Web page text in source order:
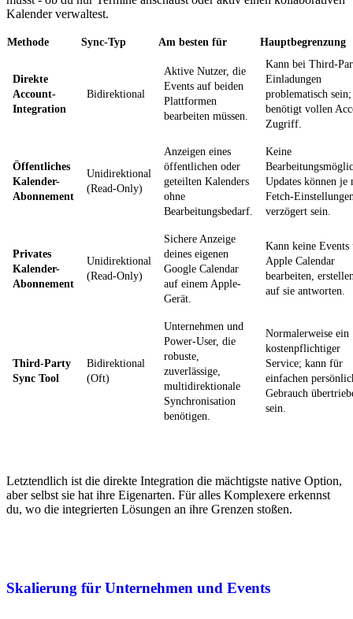
Kalender verwaltest.
Methode Sync-Typ Am besten für Hauptbegrenzung
Direkte
Account-
Integration
Bidirektional
Aktive Nutzer, die
Events auf beiden
Plattformen
bearbeiten müssen.
Kann bei Third-
Einladungen
problematisch sein;
benötigt vollen
Zugriff.
Öffentliches
Kalender-
Abonnement
Unidirektional
(Read-Only)
Anzeigen eines
öffentlichen oder
geteilten Kalenders
ohne
Bearbeitungsbedarf.
Keine
Updates können je
Fetch-
verzögert sein.
Privates
Kalender-
Abonnement
Unidirektional
(Read-Only)
Sichere Anzeige
deines eigenen
Google Calendar
auf einem Apple-
Gerät.
Kann keine Events
Apple Calendar
bearbeiten,
auf sie antworten.
Third-Party
Sync Tool
Bidirektional
(Oft)
Unternehmen und
Power-User, die
robuste,
zuverlässige,
multidirektionale
Synchronisation
benötigen.
Normalerweise ein
kostenpflichtiger
Service; kann für
einfachen
Gebrauch
sein.
Letztendlich ist die direkte Integration die mächtigste native Option,
aber selbst sie hat ihre Eigenarten. Für alles Komplexere erkennst
du, wo die integrierten Lösungen an ihre Grenzen stoßen.
Skalierung für Unternehmen und Events